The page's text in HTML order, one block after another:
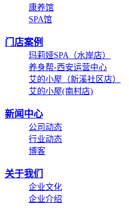
康养馆
SPA馆
门店案例
玛莉娅SPA（水岸店）
养身帮-西安运营中心
艾的小屋（新溪社区店）
艾的小屋(南村店)
新闻中心
公司动态
行业动态
博客
关于我们
企业文化
企业介绍